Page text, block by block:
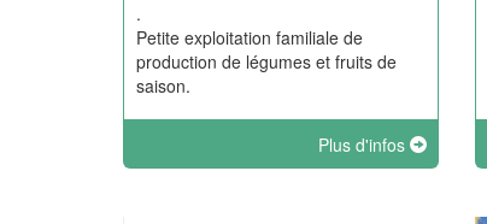
.
Petite exploitation familiale de
production de légumes et fruits de
saison.
Plus d'infos